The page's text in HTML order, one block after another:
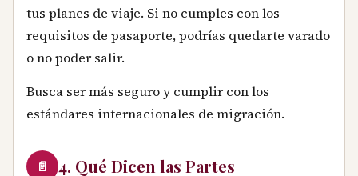
tus planes de viaje. Si no cumples con los
requisitos de pasaporte, podrías quedarte varado
o no poder salir.
Busca ser más seguro y cumplir con los
estándares internacionales de migración.
📄 4. Qué Dicen las Partes